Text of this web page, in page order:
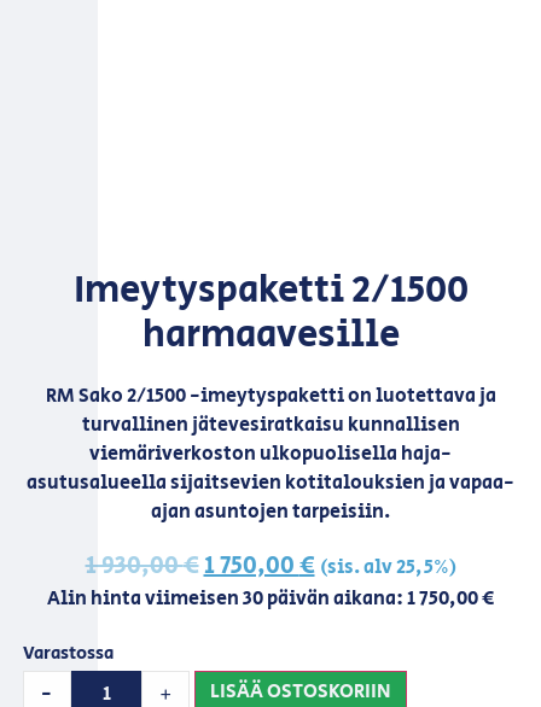
Imeytyspaketti 2/1500
harmaavesille
RM Sako 2/1500 -imeytyspaketti on luotettava ja
turvallinen jätevesiratkaisu kunnallisen
viemäriverkoston ulkopuolisella haja-
asutusalueella sijaitsevien kotitalouksien ja vapaa-
ajan asuntojen tarpeisiin.
1 930,00€1 750,00€ (sis. alv 25,5%)
Alin hinta viimeisen 30 päivän aikana:1 750,00€
Varastossa
- + LISÄÄ OSTOSKORIIN